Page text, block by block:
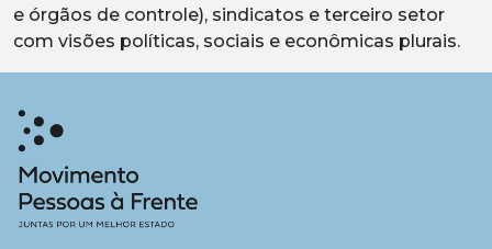
e órgãos de controle), sindicatos e terceiro setor
com visões políticas, sociais e econômicas plurais.